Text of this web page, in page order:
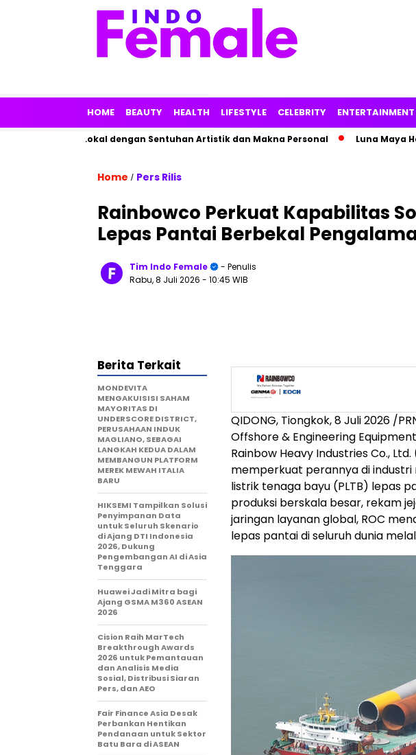
HOME BEAUTY HEALTH LIFESTYLE CELEBRITY ENTERTAINMENT
Parfum Lokal dengan Sentuhan Artistik dan Makna Personal Luna Maya Hamil
Home / Pers Rilis
Rainbowco Perkuat Kapabilitas
Lepas Pantai Berbekal
Tim Indo Female
- Penulis
Rabu, 8 Juli 2026 - 10:45 WIB
QIDONG, Tiongkok, 8 Juli 2026 /
Offshore & Engineering
Rainbow Heavy Industries Co.,
memperkuat perannya di
listrik tenaga bayu (PLTB) lepas
produksi berskala besar, rekam
jaringan layanan global, ROC
lepas pantai di seluruh dunia
Berita Terkait
MONDEVITA
MENGAKUISISI SAHAM
MAYORITAS DI
UNDERSCORE DISTRICT,
PERUSAHAAN INDUK
MAGLIANO, SEBAGAI
LANGKAH KEDUA DALAM
MEMBANGUN PLATFORM
MEREK MEWAH ITALIA
BARU
HIKSEMI Tampilkan Solusi
Penyimpanan Data
untuk Seluruh Skenario
di Ajang DTI Indonesia
2026, Dukung
Pengembangan AI di Asia
Tenggara
Huawei Jadi Mitra bagi
Ajang GSMA M360 ASEAN
2026
Cision Raih MarTech
Breakthrough Awards
2026 untuk Pemantauan
dan Analisis Media
Sosial, Distribusi Siaran
Pers, dan AEO
Fair Finance Asia Desak
Perbankan Hentikan
Pendanaan untuk Sektor
Batu Bara di ASEAN